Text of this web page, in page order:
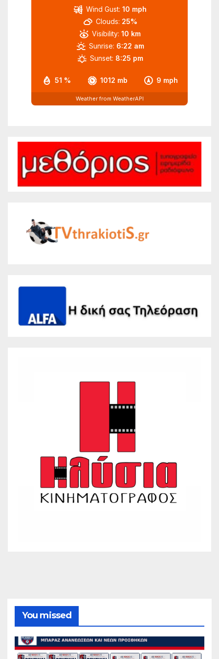
51 % 1012 mb 9 mph
Wind Gust: 10 mph
Clouds: 25%
Visibility: 10 km
Sunrise: 6:22 am
Sunset: 8:25 pm
Weather from WeatherAPI
You missed